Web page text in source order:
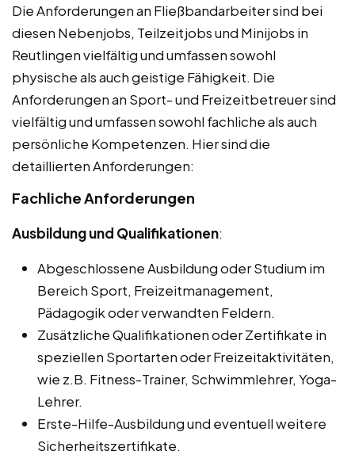
Die Anforderungen an Fließbandarbeiter sind bei
diesen Nebenjobs, Teilzeitjobs und Minijobs in
Reutlingen vielfältig und umfassen sowohl
physische als auch geistige Fähigkeit. Die
Anforderungen an Sport- und Freizeitbetreuer sind
vielfältig und umfassen sowohl fachliche als auch
persönliche Kompetenzen. Hier sind die
detaillierten Anforderungen:
Fachliche Anforderungen
Ausbildung und Qualifikationen:
Abgeschlossene Ausbildung oder Studium im
Bereich Sport, Freizeitmanagement,
Pädagogik oder verwandten Feldern.
Zusätzliche Qualifikationen oder Zertifikate in
speziellen Sportarten oder Freizeitaktivitäten,
wie z.B. Fitness-Trainer, Schwimmlehrer, Yoga-
Lehrer.
Erste-Hilfe-Ausbildung und eventuell weitere
Sicherheitszertifikate.